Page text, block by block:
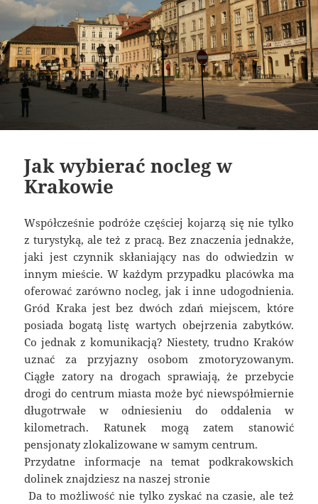
Jak wybierać nocleg w
Krakowie
Współcześnie podróże częściej kojarzą się nie tylko
z turystyką, ale też z pracą. Bez znaczenia jednakże,
jaki jest czynnik skłaniający nas do odwiedzin w
innym mieście. W każdym przypadku placówka ma
oferować zarówno nocleg, jak i inne udogodnienia.
Gród Kraka jest bez dwóch zdań miejscem, które
posiada bogatą listę wartych obejrzenia zabytków.
Co jednak z komunikacją? Niestety, trudno Kraków
uznać za przyjazny osobom zmotoryzowanym.
Ciągłe zatory na drogach sprawiają, że przebycie
drogi do centrum miasta może być niewspółmiernie
długotrwałe w odniesieniu do oddalenia w
kilometrach. Ratunek mogą zatem stanowić
pensjonaty zlokalizowane w samym centrum.
Przydatne informacje na temat podkrakowskich
dolinek znajdziesz na naszej stronie
Da to możliwość nie tylko zyskać na czasie, ale też